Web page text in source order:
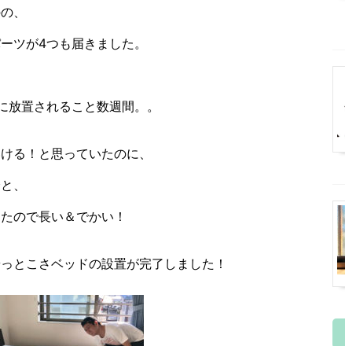
、
ツが4つも届きました。
置されること数週間。。
る！と思っていたのに、
、
ので長い＆でかい！
とこさベッドの設置が完了しました！